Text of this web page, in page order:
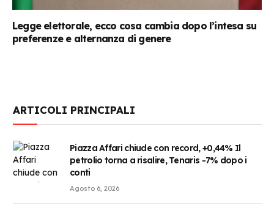
Legge elettorale, ecco cosa cambia dopo l’intesa su
preferenze e alternanza di genere
ARTICOLI PRINCIPALI
Piazza Affari chiude con record, +0,44% Il
petrolio torna a risalire, Tenaris -7% dopo i
conti
Agosto 6, 2026